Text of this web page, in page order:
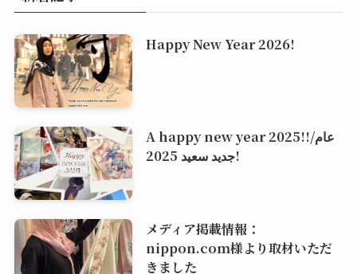
Happy New Year 2026!
A happy new year 2025!!/عام
جديد سعيد 2025!
メディア掲載情報：
nippon.com様より取材いただ
きました